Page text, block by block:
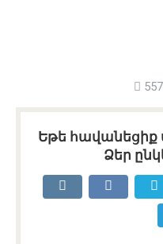
Եթե հավանեցիք
Ձեր